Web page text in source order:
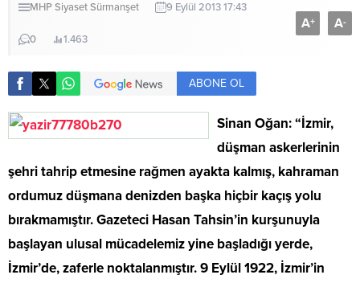
MHPSiyasetSürmanşet 9 Eylül 2013 17:43
0 1.463
A+ A-
ABONE OL
Sinan Oğan: “İzmir,
düşman askerlerinin
şehri tahrip etmesine rağmen ayakta kalmış, kahraman
ordumuz düşmana denizden başka hiçbir kaçış yolu
bırakmamıştır. Gazeteci Hasan Tahsin’in kurşunuyla
başlayan ulusal mücadelemiz yine başladığı yerde,
İzmir’de, zaferle noktalanmıştır. 9 Eylül 1922, İzmir’in